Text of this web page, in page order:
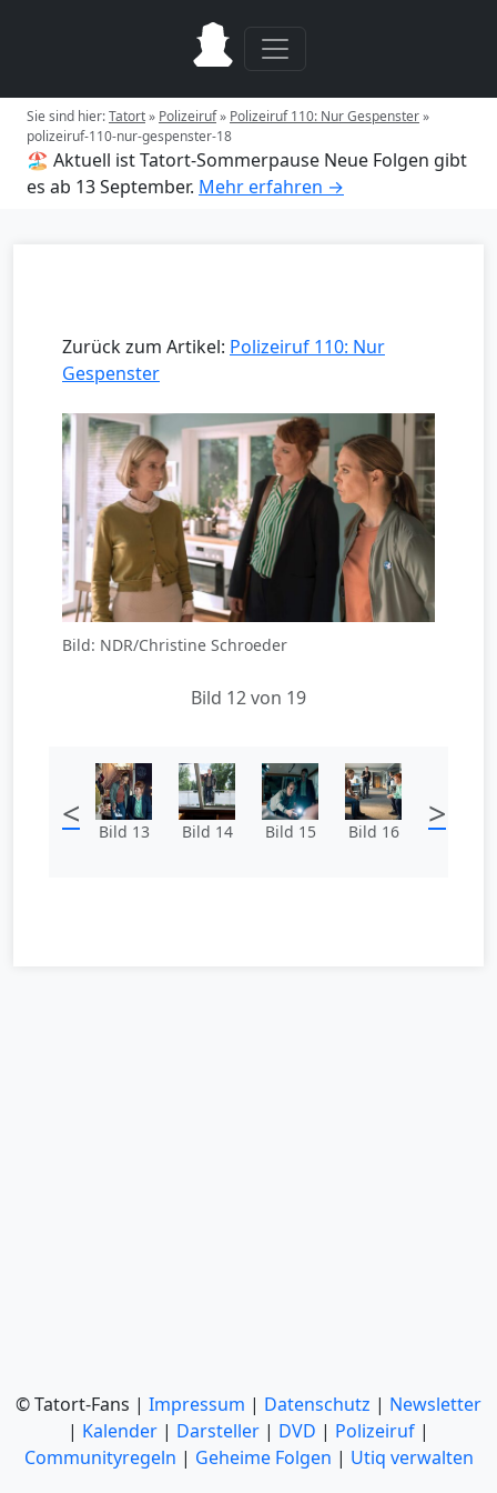
Sie sind hier:Tatort» Polizeiruf» Polizeiruf 110: Nur Gespenster»
polizeiruf-110-nur-gespenster-18
🏖️ Aktuell ist Tatort-Sommerpause Neue Folgen gibt
es ab 13 September. Mehr erfahren →
Zurück zum Artikel: Polizeiruf 110: Nur
Gespenster
Bild: NDR/Christine Schroeder
Bild 12 von 19
< Bild 13 Bild 14 Bild 15 Bild 16 >
© Tatort-Fans | Impressum | Datenschutz | Newsletter
| Kalender | Darsteller | DVD | Polizeiruf |
Communityregeln | Geheime Folgen | Utiq verwalten